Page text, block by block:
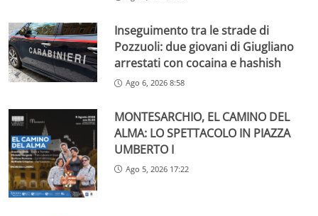
Inseguimento tra le strade di
Pozzuoli: due giovani di Giugliano
arrestati con cocaina e hashish
Ago 6, 2026 8:58
MONTESARCHIO, EL CAMINO DEL
ALMA: LO SPETTACOLO IN PIAZZA
UMBERTO I
Ago 5, 2026 17:22